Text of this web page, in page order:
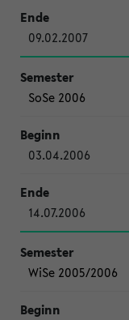
09.02.2007
SoSe 2006
03.04.2006
14.07.2006
WiSe 2005/2006